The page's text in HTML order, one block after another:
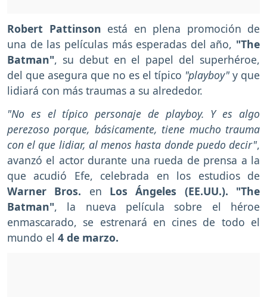
Robert Pattinson está en plena promoción de
una de las películas más esperadas del año, "The
Batman", su debut en el papel del superhéroe,
del que asegura que no es el típico "playboy" y que
lidiará con más traumas a su alrededor.
"No es el típico personaje de playboy. Y es algo
perezoso porque, básicamente, tiene mucho trauma
con el que lidiar, al menos hasta donde puedo decir",
avanzó el actor durante una rueda de prensa a la
que acudió Efe, celebrada en los estudios de
Warner Bros. en Los Ángeles (EE.UU.). "The
Batman", la nueva película sobre el héroe
enmascarado, se estrenará en cines de todo el
mundo el 4 de marzo.